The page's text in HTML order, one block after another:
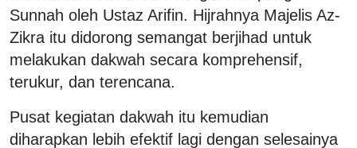
Sunnah oleh Ustaz Arifin. Hijrahnya Majelis Az-
Zikra itu didorong semangat berjihad untuk
melakukan dakwah secara komprehensif,
terukur, dan terencana.
Pusat kegiatan dakwah itu kemudian
diharapkan lebih efektif lagi dengan selesainya